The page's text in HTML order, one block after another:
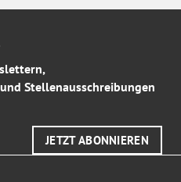
Stellenausschreibungen
JETZT ABONNIEREN